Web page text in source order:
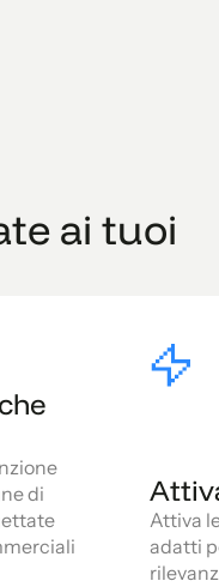
ai tuoi
di
Attiva
adatti